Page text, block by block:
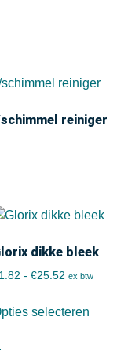
reiniger
dikke bleek
1.82 - €25.52 ex btw
selecteren